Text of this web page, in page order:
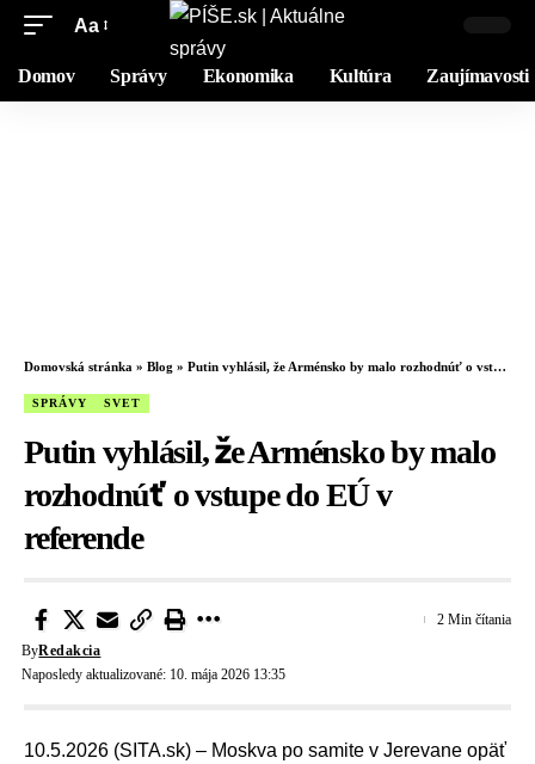
Aa
Domov Správy Ekonomika Kultúra Zaujímavosti
Domovská stránka » Blog » Putin vyhlásil, že Arménsko by malo rozhodnúť o vstupe do EÚ v referende
SPRÁVY SVET
Putin vyhlásil, že Arménsko by malo
rozhodnúť o vstupe do EÚ v
referende
Naposledy aktualizované: 10. mája 2026 13:35
ByRedakcia
2 Min čítania
10.5.2026 (SITA.sk) – Moskva po samite v Jerevane opäť